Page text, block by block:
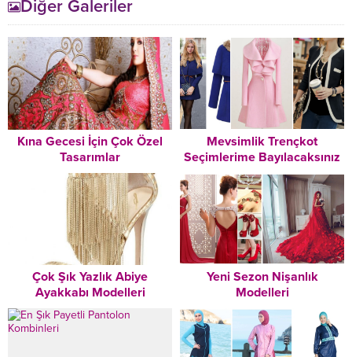
Diğer Galeriler
Kına Gecesi İçin Çok Özel
Tasarımlar
Mevsimlik Trençkot
Seçimlerime Bayılacaksınız
Çok Şık Yazlık Abiye
Ayakkabı Modelleri
Yeni Sezon Nişanlık
Modelleri